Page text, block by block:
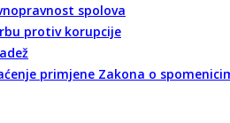
spolova
protiv korupcije
primjene Zakona o